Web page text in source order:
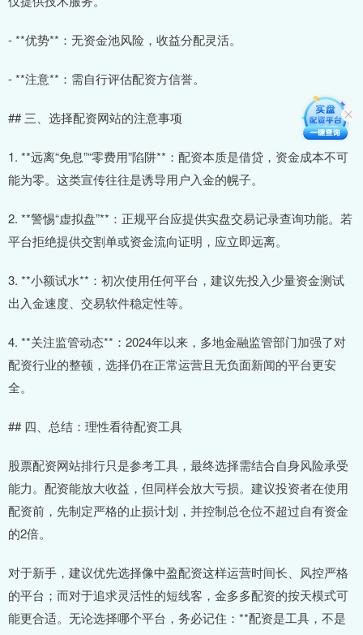
- **优势**：无资金池风险，收益分配灵活。
- **注意**：需自行评估配资方信誉。
## 三、选择配资网站的注意事项
1. **远离“免息”“零费用”陷阱**：配资本质是借贷，资金成本不可
能为零。这类宣传往往是诱导用户入金的幌子。
2. **警惕“虚拟盘”**：正规平台应提供实盘交易记录查询功能。若
平台拒绝提供交割单或资金流向证明，应立即远离。
3. **小额试水**：初次使用任何平台，建议先投入少量资金测试
出入金速度、交易软件稳定性等。
4. **关注监管动态**：2024年以来，多地金融监管部门加强了对
配资行业的整顿，选择仍在正常运营且无负面新闻的平台更安
全。
## 四、总结：理性看待配资工具
股票配资网站排行只是参考工具，最终选择需结合自身风险承受
能力。配资能放大收益，但同样会放大亏损。建议投资者在使用
配资前，先制定严格的止损计划，并控制总仓位不超过自有资金
的2倍。
对于新手，建议优先选择像中盈配资这样运营时间长、风控严格
的平台；而对于追求灵活性的短线客，金多多配资的按天模式可
能更合适。无论选择哪个平台，务必记住：**配资是工具，不是